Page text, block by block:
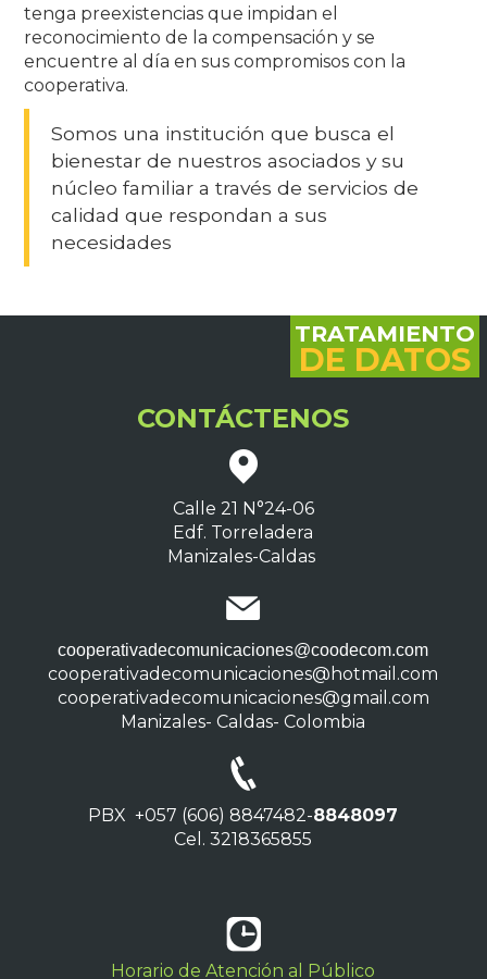
tenga preexistencias que impidan el
reconocimiento de la compensación y se
encuentre al día en sus compromisos con la
cooperativa.
Somos una institución que busca el
bienestar de nuestros asociados y su
núcleo familiar a través de servicios de
calidad que respondan a sus
necesidades
CONTÁCTENOS
TRATAMIENTO
DE DATOS
Calle 21 N°24-06
Edf. Torreladera
Manizales-Caldas
cooperativadecomunicaciones@coodecom.com
cooperativadecomunicaciones@hotmail.com
cooperativadecomunicaciones@gmail.com
Manizales- Caldas- Colombia
PBX +057 (606) 8847482-8848097
Cel. 3218365855
Horario de Atención al Público